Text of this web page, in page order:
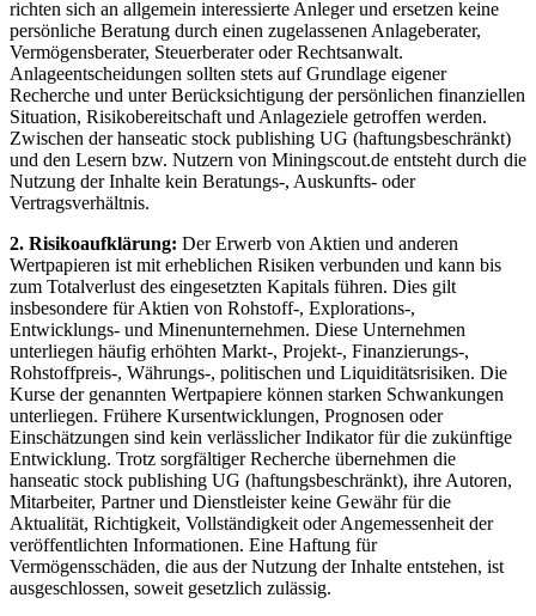
richten sich an allgemein interessierte Anleger und ersetzen keine
persönliche Beratung durch einen zugelassenen Anlageberater,
Vermögensberater, Steuerberater oder Rechtsanwalt.
Anlageentscheidungen sollten stets auf Grundlage eigener
Recherche und unter Berücksichtigung der persönlichen finanziellen
Situation, Risikobereitschaft und Anlageziele getroffen werden.
Zwischen der hanseatic stock publishing UG (haftungsbeschränkt)
und den Lesern bzw. Nutzern von Miningscout.de entsteht durch die
Nutzung der Inhalte kein Beratungs-, Auskunfts- oder
Vertragsverhältnis.
2. Risikoaufklärung: Der Erwerb von Aktien und anderen
Wertpapieren ist mit erheblichen Risiken verbunden und kann bis
zum Totalverlust des eingesetzten Kapitals führen. Dies gilt
insbesondere für Aktien von Rohstoff-, Explorations-,
Entwicklungs- und Minenunternehmen. Diese Unternehmen
unterliegen häufig erhöhten Markt-, Projekt-, Finanzierungs-,
Rohstoffpreis-, Währungs-, politischen und Liquiditätsrisiken. Die
Kurse der genannten Wertpapiere können starken Schwankungen
unterliegen. Frühere Kursentwicklungen, Prognosen oder
Einschätzungen sind kein verlässlicher Indikator für die zukünftige
Entwicklung. Trotz sorgfältiger Recherche übernehmen die
hanseatic stock publishing UG (haftungsbeschränkt), ihre Autoren,
Mitarbeiter, Partner und Dienstleister keine Gewähr für die
Aktualität, Richtigkeit, Vollständigkeit oder Angemessenheit der
veröffentlichten Informationen. Eine Haftung für
Vermögensschäden, die aus der Nutzung der Inhalte entstehen, ist
ausgeschlossen, soweit gesetzlich zulässig.